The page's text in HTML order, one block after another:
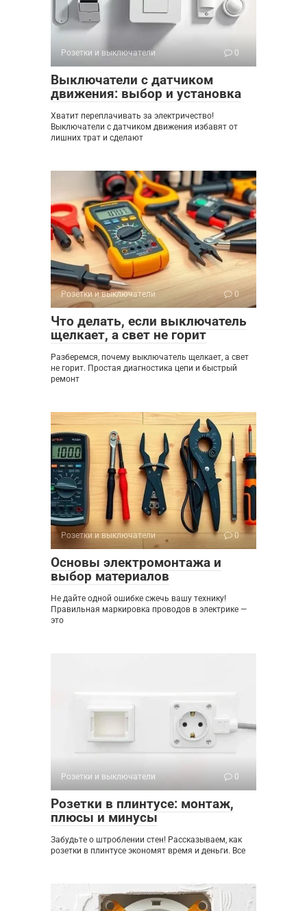
Розетки и выключатели 0
Выключатели с датчиком
движения: выбор и установка
Хватит переплачивать за электричество!
Выключатели с датчиком движения избавят от
лишних трат и сделают
Розетки и выключатели 0
Что делать, если выключатель
щелкает, а свет не горит
Разберемся, почему выключатель щелкает, а свет
не горит. Простая диагностика цепи и быстрый
ремонт
Розетки и выключатели 0
Основы электромонтажа и
выбор материалов
Не дайте одной ошибке сжечь вашу технику!
Правильная маркировка проводов в электрике —
это
Розетки и выключатели 0
Розетки в плинтусе: монтаж,
плюсы и минусы
Забудьте о штроблении стен! Рассказываем, как
розетки в плинтусе экономят время и деньги. Все